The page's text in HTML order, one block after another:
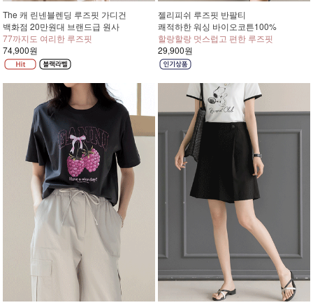
The 캐 린넨블렌딩 루즈핏 가디건
백화점 20만원대 브랜드급 원사
77까지도 여리한 루즈핏
74,900원
젤리피쉬 루즈핏 반팔티
쾌적하한 워싱 바이오코튼100%
할랑할랑 멋스럽고 편한 루즈핏
29,900원